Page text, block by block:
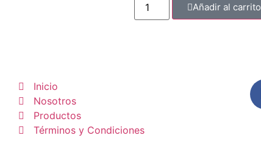
Añadir al carrito
Inicio
Nosotros
Productos
Términos y Condiciones